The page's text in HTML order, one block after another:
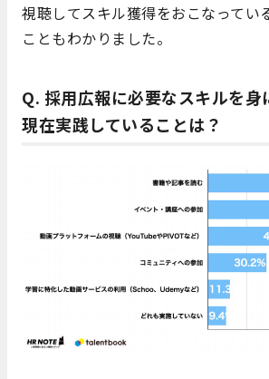
視聴してスキル獲得をおこなってい
こともわかりました。
Q. 採用広報に必要なスキルを身
現在実践していることは？